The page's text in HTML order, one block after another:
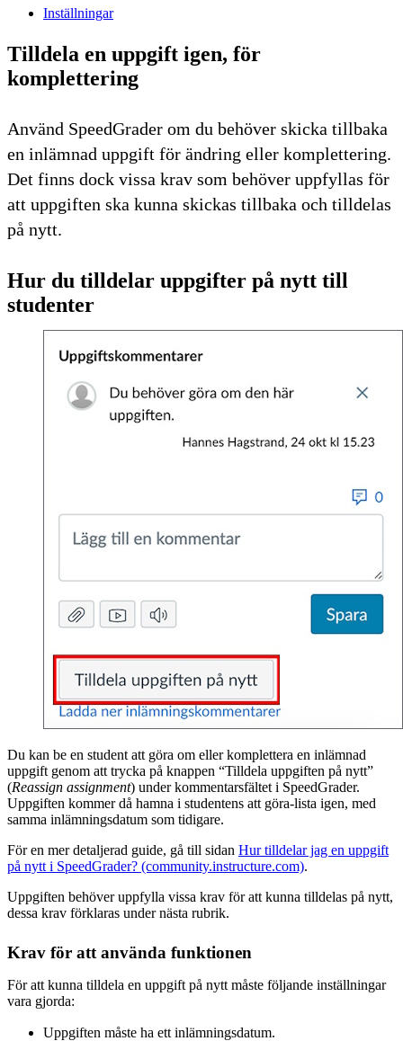
Inställningar
Tilldela en uppgift igen, för
komplettering
Använd SpeedGrader om du behöver skicka tillbaka
en inlämnad uppgift för ändring eller komplettering.
Det finns dock vissa krav som behöver uppfyllas för
att uppgiften ska kunna skickas tillbaka och tilldelas
på nytt.
Hur du tilldelar uppgifter på nytt till
studenter
Du kan be en student att göra om eller komplettera en inlämnad
uppgift genom att trycka på knappen “Tilldela uppgiften på nytt”
(Reassign assignment) under kommentarsfältet i SpeedGrader.
Uppgiften kommer då hamna i studentens att göra-lista igen, med
samma inlämningsdatum som tidigare.
För en mer detaljerad guide, gå till sidan Hur tilldelar jag en uppgift
på nytt i SpeedGrader? (community.instructure.com).
Uppgiften behöver uppfylla vissa krav för att kunna tilldelas på nytt,
dessa krav förklaras under nästa rubrik.
Krav för att använda funktionen
För att kunna tilldela en uppgift på nytt måste följande inställningar
vara gjorda:
Uppgiften måste ha ett inlämningsdatum.